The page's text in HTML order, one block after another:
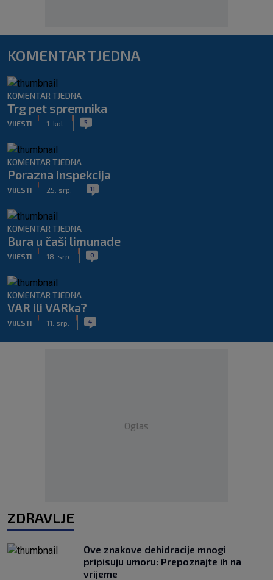
KOMENTAR TJEDNA
KOMENTAR TJEDNA
Trg pet spremnika
VIJESTI 1. kol. 5
KOMENTAR TJEDNA
Porazna inspekcija
VIJESTI 25. srp. 11
KOMENTAR TJEDNA
Bura u čaši limunade
VIJESTI 18. srp. 0
KOMENTAR TJEDNA
VAR ili VARka?
VIJESTI 11. srp. 4
Oglas
ZDRAVLJE
Ove znakove dehidracije mnogi
pripisuju umoru: Prepoznajte ih na
vrijeme